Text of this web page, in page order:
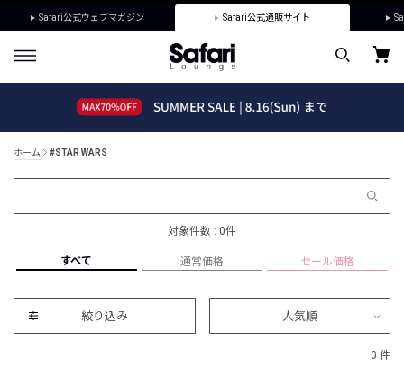
Safari公式ウェブマガジン Safari公式通販サイト
ホーム #STAR WARS
対象件数 : 0件
すべて 通常価格 セール価格
絞り込み 人気順
0 件